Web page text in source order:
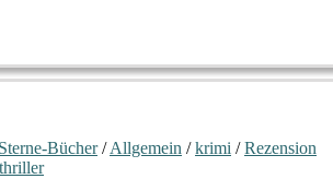
Bücher/Allgemein /krimi /Rezension
thriller